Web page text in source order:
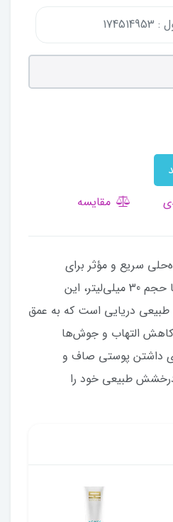
مقایسه
سریع و مؤثر برای
پوست‌های مستعد آکنه! با حجم 30 میلی‌لیتر، این
دریایی است که به عمق
التهاب و جوش‌ها
داشتن پوستی صاف و
طبیعی خود را